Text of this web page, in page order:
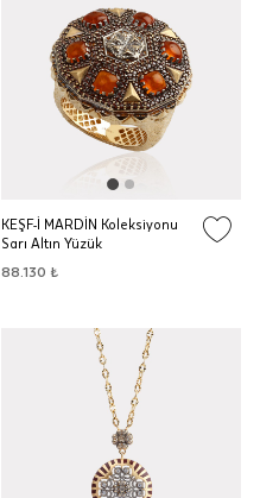
KEŞF-İ MARDİN Koleksiyonu
Sarı Altın Yüzük
88.130 ₺